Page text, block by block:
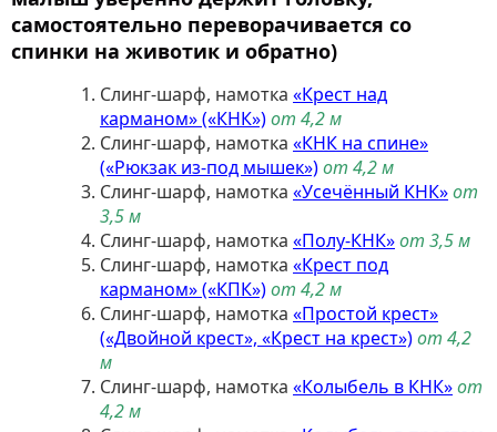
самостоятельно переворачивается со
спинки на животик и обратно)
Слинг-шарф, намотка «Крест над
карманом» («КНК»)от 4,2 м
Слинг-шарф, намотка «КНК на спине»
(«Рюкзак из-под мышек»)от 4,2 м
Слинг-шарф, намотка «Усечённый КНК»от
3,5 м
Слинг-шарф, намотка «Полу-КНК»от 3,5 м
Слинг-шарф, намотка «Крест под
карманом» («КПК»)от 4,2 м
Слинг-шарф, намотка «Простой крест»
(«Двойной крест», «Крест на крест»)от 4,2
м
Слинг-шарф, намотка «Колыбель в КНК»от
4,2м